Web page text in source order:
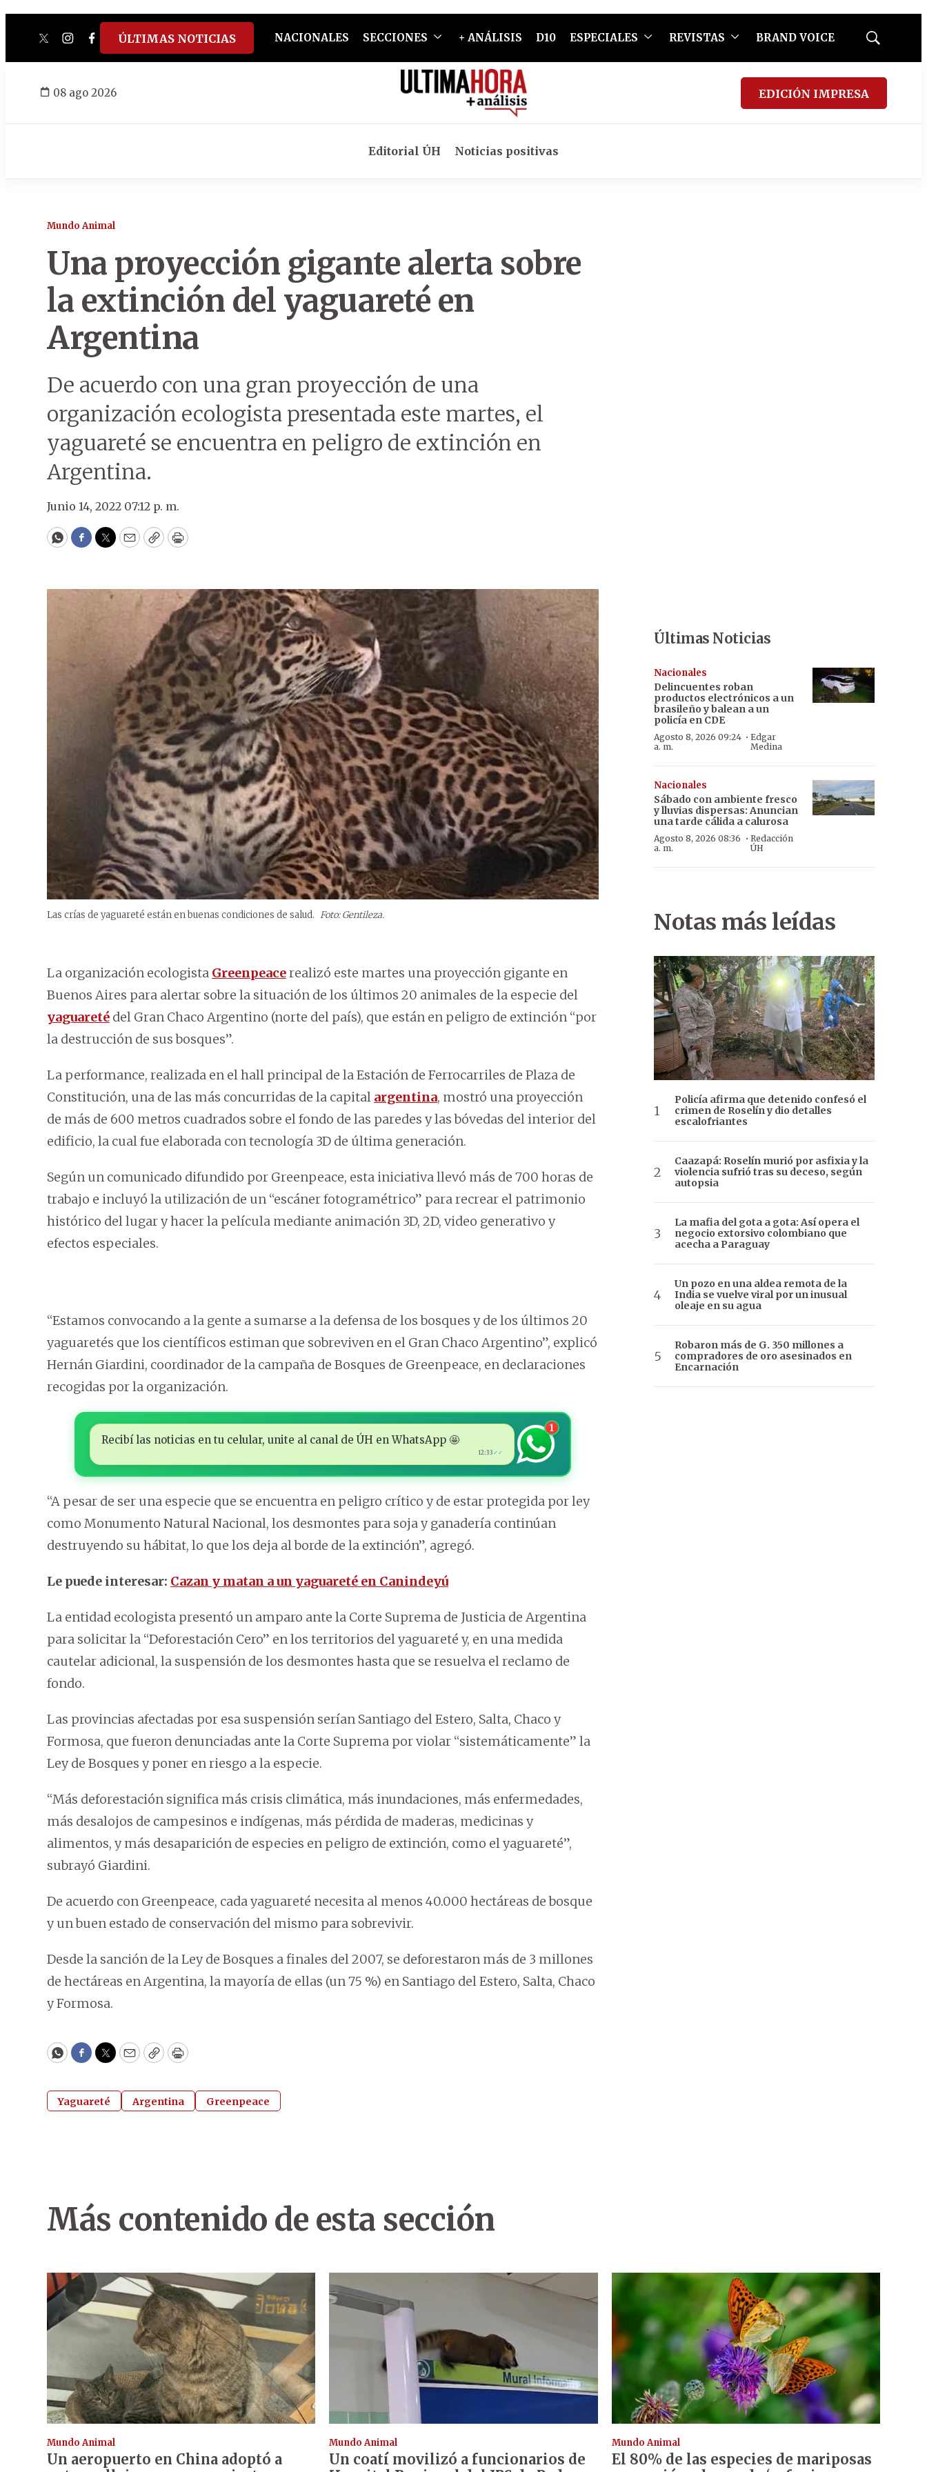
twitterinstagram
facebook
tiktokyoutube
spotify
ÚLTIMAS NOTICIAS NACIONALES SECCIONES + ANÁLISIS D10 ESPECIALES REVISTAS BRAND VOICE
Mostrar
08 ago 2026 EDICIÓN IMPRESA
Editorial ÚH Noticias positivas
Mundo Animal
Una proyección gigante alerta sobre
la extinción del yaguareté en
Argentina
De acuerdo con una gran proyección de una
organización ecologista presentada este martes, el
yaguareté se encuentra en peligro de extinción en
Argentina.
Junio 14, 2022 07:12 p. m.
WhatsApp
Facebook
Twitter
EmailCopyPrint
Las crías de yaguareté están en buenas condiciones de salud. Foto: Gentileza.
La organización ecologista Greenpeacerealizó este martes una proyección gigante en
Buenos Aires para alertar sobre la situación de los últimos 20 animales de la especie del
yaguareté del Gran Chaco Argentino (norte del país), que están en peligro de extinción “por
la destrucción de sus bosques”.
La performance, realizada en el hall principal de la Estación de Ferrocarriles de Plaza de
Constitución, una de las más concurridas de la capital argentina, mostró una proyección
de más de 600 metros cuadrados sobre el fondo de las paredes y las bóvedas del interior del
edificio, la cual fue elaborada con tecnología 3D de última generación.
Según un comunicado difundido por Greenpeace, esta iniciativa llevó más de 700 horas de
trabajo e incluyó la utilización de un “escáner fotogramétrico” para recrear el patrimonio
histórico del lugar y hacer la película mediante animación 3D, 2D, video generativo y
efectos especiales.
“Estamos convocando a la gente a sumarse a la defensa de los bosques y de los últimos 20
yaguaretés que los científicos estiman que sobreviven en el Gran Chaco Argentino”, explicó
Hernán Giardini, coordinador de la campaña de Bosques de Greenpeace, en declaraciones
recogidas por la organización.
Recibí las noticias en tu celular, unite al canal de ÚH en WhatsApp 🤩
12:33 ✓✓
1
“A pesar de ser una especie que se encuentra en peligro crítico y de estar protegida por ley
como Monumento Natural Nacional, los desmontes para soja y ganadería continúan
destruyendo su hábitat, lo que los deja al borde de la extinción”, agregó.
Le puede interesar: Cazan y matan a un yaguareté en Canindeyú
La entidad ecologista presentó un amparo ante la Corte Suprema de Justicia de Argentina
para solicitar la “Deforestación Cero” en los territorios del yaguareté y, en una medida
cautelar adicional, la suspensión de los desmontes hasta que se resuelva el reclamo de
fondo.
Las provincias afectadas por esa suspensión serían Santiago del Estero, Salta, Chaco y
Formosa, que fueron denunciadas ante la Corte Suprema por violar “sistemáticamente” la
Ley de Bosques y poner en riesgo a la especie.
“Más deforestación significa más crisis climática, más inundaciones, más enfermedades,
más desalojos de campesinos e indígenas, más pérdida de maderas, medicinas y
alimentos, y más desaparición de especies en peligro de extinción, como el yaguareté”,
subrayó Giardini.
De acuerdo con Greenpeace, cada yaguareté necesita al menos 40.000 hectáreas de bosque
y un buen estado de conservación del mismo para sobrevivir.
Desde la sanción de la Ley de Bosques a finales del 2007, se deforestaron más de 3 millones
de hectáreas en Argentina, la mayoría de ellas (un 75 %) en Santiago del Estero, Salta, Chaco
y Formosa.
WhatsApp
Facebook
Twitter
EmailCopyPrint
Yaguareté Argentina Greenpeace
Últimas Noticias
Nacionales
Delincuentes roban
productos electrónicos a un
brasileño y balean a un
policía en CDE
Agosto 8, 2026 09:24
a. m.
· Edgar
Medina
Nacionales
Sábado con ambiente fresco
y lluvias dispersas: Anuncian
una tarde cálida a calurosa
Agosto 8, 2026 08:36
a. m.
·Redacción
ÚH
Notas más leídas
Policía afirma que detenido confesó el
crimen de Roselín y dio detalles
escalofriantes
Caazapá: Roselín murió por asfixia y la
violencia sufrió tras su deceso, según
autopsia
La mafia del gota a gota: Así opera el
negocio extorsivo colombiano que
acecha a Paraguay
Un pozo en una aldea remota de la
India se vuelve viral por un inusual
oleaje en su agua
Robaron más de G. 350 millones a
compradores de oro asesinados en
Encarnación
Más contenido de esta sección
Mundo Animal
Un aeropuerto en China adoptó a
Mundo Animal
Un coatí movilizó a funcionarios de
Mundo Animal
El 80% de las especies de mariposas